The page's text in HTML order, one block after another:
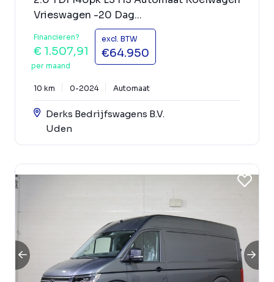
Vrieswagen -20 Dag...
Financieren?
€ 1.507,91
per maand
excl. BTW
€64.950
10 km 0-2024 Automaat
Derks Bedrijfswagens B.V.
Uden